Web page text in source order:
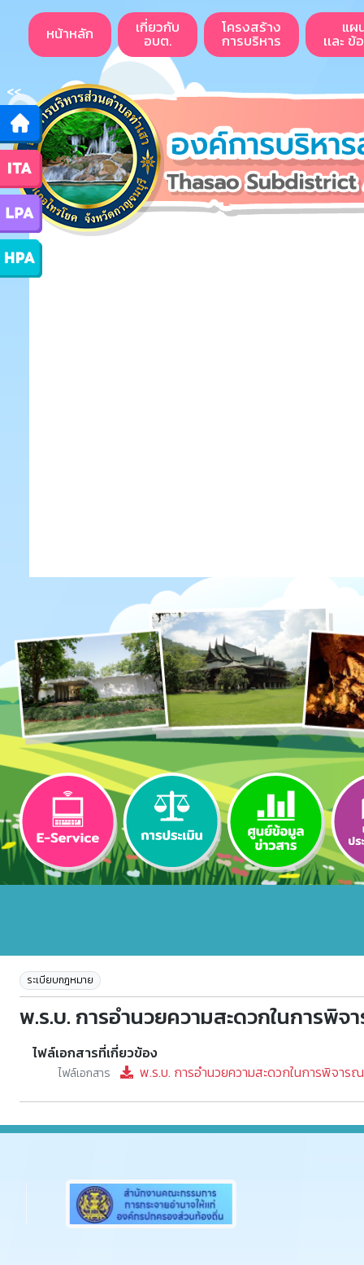
<<
หน้าหลัก เกี่ยวกับ
อบต.
โครงสร้าง
การบริหาร
แผ
เเละ
ระเบียบกฎหมาย
พ.ร.บ. การอำนวยความสะดวกในการพิ
ไฟล์เอกสารที่เกี่ยวข้อง
ไฟล์เอกสาร พ.ร.บ. การอำนวยความสะดวกในการพิจาร
Previous